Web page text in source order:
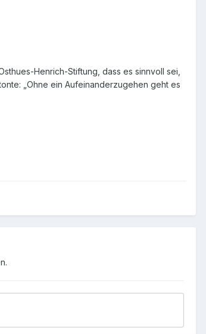
Henrich-Stiftung, dass es sinnvoll sei,
„Ohne ein Aufeinanderzugehen geht es